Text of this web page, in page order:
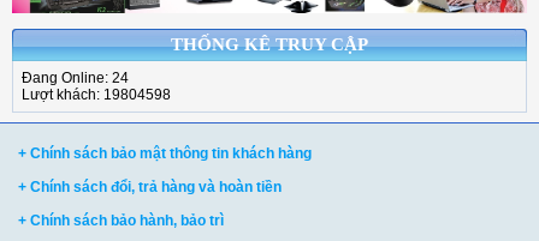
THỐNG KÊ TRUY CẬP
Đang Online: 24
Lượt khách: 19804598
+ Chính sách bảo mật thông tin khách hàng
+ Chính sách đổi, trả hàng và hoàn tiền
+ Chính sách bảo hành, bảo trì